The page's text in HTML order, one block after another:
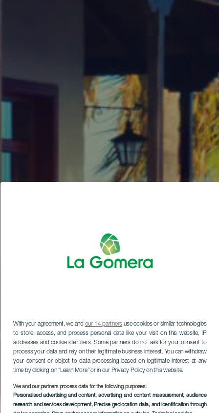
With your agreement, we and our 14 partners use cookies or similar technologies
to store, access, and process personal data like your visit on this website, IP
addresses and cookie identifiers. Some partners do not ask for your consent to
process your data and rely on their legitimate business interest. You can withdraw
your consent or object to data processing based on legitimate interest at any
time by clicking on “Learn More” or in our Privacy Policy on this website.
We and our partners process data for the following purposes:
Personalised advertising and content, advertising and content measurement, audience
research and services development, Precise geolocation data, and identification through